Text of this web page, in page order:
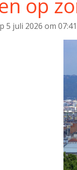
op
5 juli 2026 om 07:41